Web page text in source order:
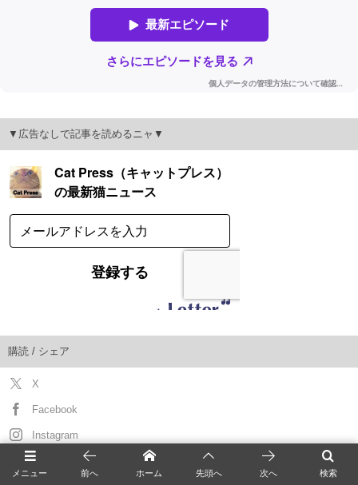
▼広告なしで記事を読めるニャ▼
購読 / シェア
X
Facebook
Instagram
YouTube
メニュー 検索
前へ ホーム 先頭へ 次へ